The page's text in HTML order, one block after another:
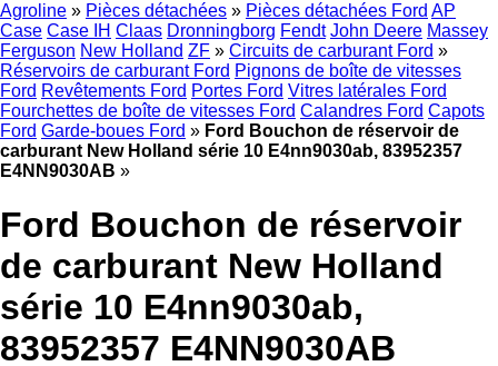
Agroline » Pièces détachées » Pièces détachées Ford AP
Case Case IH Claas Dronningborg Fendt John Deere Massey
Ferguson New Holland ZF » Circuits de carburant Ford »
Réservoirs de carburant Ford Pignons de boîte de vitesses
Ford Revêtements Ford Portes Ford Vitres latérales Ford
Fourchettes de boîte de vitesses Ford Calandres Ford Capots
Ford Garde-boues Ford » Ford Bouchon de réservoir de
carburant New Holland série 10 E4nn9030ab, 83952357
E4NN9030AB »
Ford Bouchon de réservoir
de carburant New Holland
série 10 E4nn9030ab,
83952357 E4NN9030AB